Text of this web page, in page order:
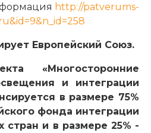
http://patverums-
Европейский Союз.
«Многосторонние
и интеграции
в размере 75%
фонда интеграции
стран и в размере 25% -